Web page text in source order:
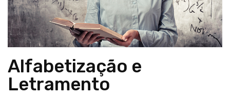
Alfabetização e
Letramento